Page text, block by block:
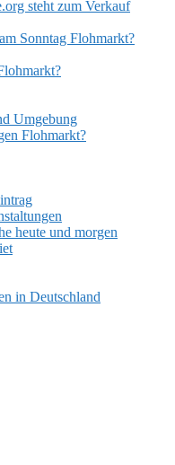
steht zum Verkauf
Sonntag Flohmarkt?
Umgebung
Flohmarkt?
heute und morgen
in Deutschland